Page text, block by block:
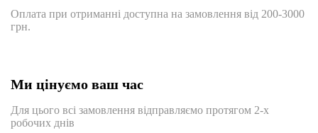
Оплата при отриманні доступна на замовлення від 200-3000
грн.
Ми цінуємо ваш час
Для цього всі замовлення відправляємо протягом 2-х
робочих днів